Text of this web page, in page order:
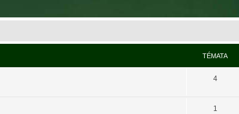
TÉMATA
4
1